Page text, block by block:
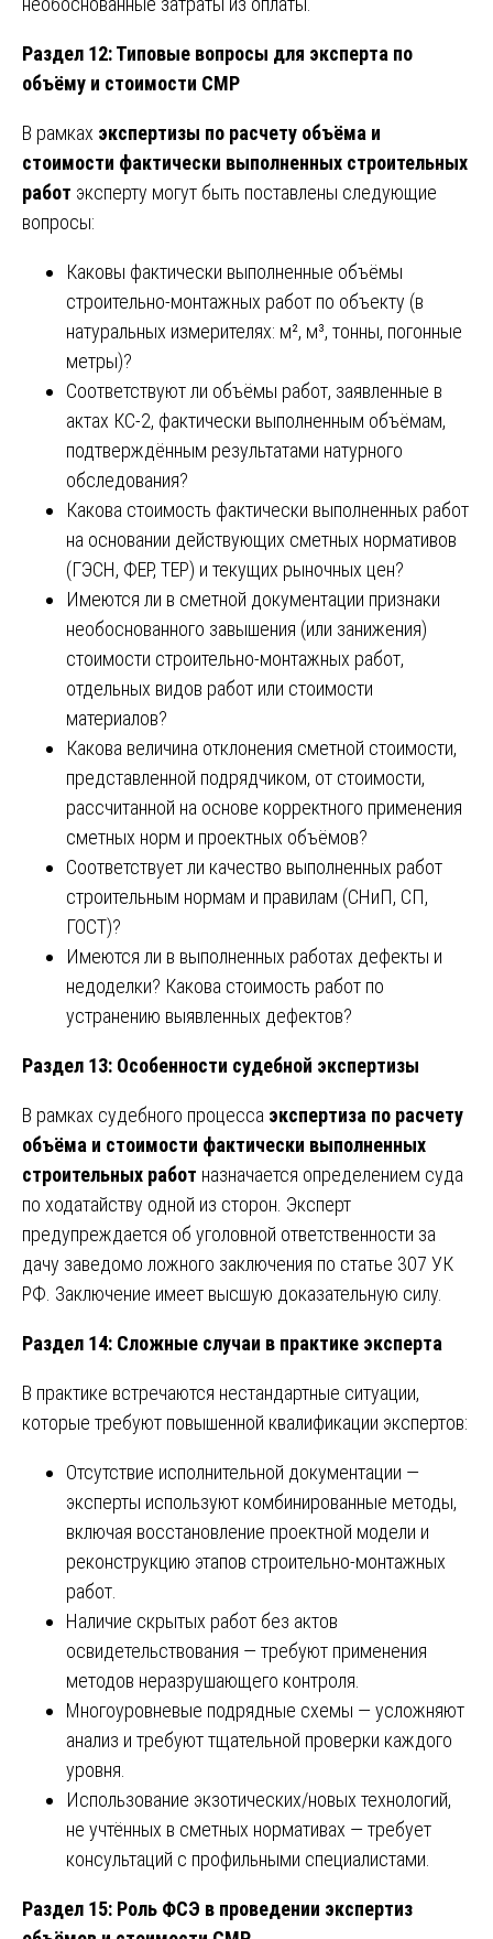
Раздел 12: Типовые вопросы для эксперта по
объёму и стоимости СМР
В рамках экспертизы по расчету объёма и
стоимости фактически выполненных строительных
работ эксперту могут быть поставлены следующие
вопросы:
Каковы фактически выполненные объёмы
строительно-монтажных работ по объекту (в
натуральных измерителях: м², м³, тонны, погонные
метры)?
Соответствуют ли объёмы работ, заявленные в
актах КС-2, фактически выполненным объёмам,
подтверждённым результатами натурного
обследования?
Какова стоимость фактически выполненных работ
на основании действующих сметных нормативов
(ГЭСН, ФЕР, ТЕР) и текущих рыночных цен?
Имеются ли в сметной документации признаки
необоснованного завышения (или занижения)
стоимости строительно-монтажных работ,
отдельных видов работ или стоимости
материалов?
Какова величина отклонения сметной стоимости,
представленной подрядчиком, от стоимости,
рассчитанной на основе корректного применения
сметных норм и проектных объёмов?
Соответствует ли качество выполненных работ
строительным нормам и правилам (СНиП, СП,
ГОСТ)?
Имеются ли в выполненных работах дефекты и
недоделки? Какова стоимость работ по
устранению выявленных дефектов?
Раздел 13: Особенности судебной экспертизы
В рамках судебного процесса экспертиза по расчету
объёма и стоимости фактически выполненных
строительных работ назначается определением суда
по ходатайству одной из сторон. Эксперт
предупреждается об уголовной ответственности за
дачу заведомо ложного заключения по статье 307 УК
РФ. Заключение имеет высшую доказательную силу.
Раздел 14: Сложные случаи в практике эксперта
В практике встречаются нестандартные ситуации,
которые требуют повышенной квалификации экспертов:
Отсутствие исполнительной документации —
эксперты используют комбинированные методы,
включая восстановление проектной модели и
реконструкцию этапов строительно-монтажных
работ.
Наличие скрытых работ без актов
освидетельствования — требуют применения
методов неразрушающего контроля.
Многоуровневые подрядные схемы — усложняют
анализ и требуют тщательной проверки каждого
уровня.
Использование экзотических/новых технологий,
не учтённых в сметных нормативах — требует
консультаций с профильными специалистами.
Раздел 15: Роль ФСЭ в проведении экспертиз